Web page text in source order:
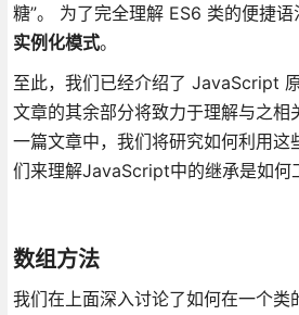
糖”。 为了完全理解 ES6 类的便捷
实例化模式。
至此，我们已经介绍了 JavaScript
文章的其余部分将致力于理解与之相
一篇文章中，我们将研究如何利用这
们来理解JavaScript中的继承是如何
数组方法
我们在上面深入讨论了如何在一个类